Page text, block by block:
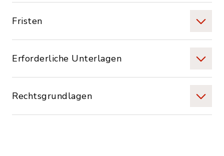
Fristen
Erforderliche Unterlagen
Rechtsgrundlagen